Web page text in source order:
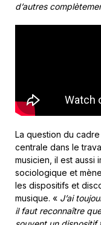
d’autres
La question du
centrale dans le
musicien, il est aussi
sociologique et
les dispositifs et
musique. « J’ai
il faut reconnaître